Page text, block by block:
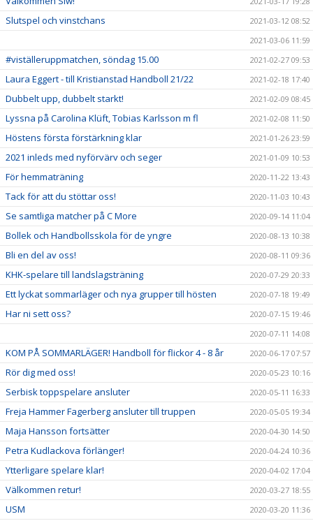
Slutspel och vinstchans
2021-03-12 08:52
2021-03-06 11:59
#viställeruppmatchen, söndag 15.00 2021-02-27 09:53
Laura Eggert - till Kristianstad Handboll 21/22 2021-02-18 17:40
Dubbelt upp, dubbelt starkt! 2021-02-09 08:45
Lyssna på Carolina Klüft, Tobias Karlsson m fl 2021-02-08 11:50
Höstens första förstärkning klar 2021-01-26 23:59
2021 inleds med nyförvärv och seger 2021-01-09 10:53
För hemmaträning 2020-11-22 13:43
Tack för att du stöttar oss! 2020-11-03 10:43
Se samtliga matcher på C More 2020-09-14 11:04
Bollek och Handbollsskola för de yngre 2020-08-13 10:38
Bli en del av oss! 2020-08-11 09:36
KHK-spelare till landslagsträning 2020-07-29 20:33
Ett lyckat sommarläger och nya grupper till hösten 2020-07-18 19:49
Har ni sett oss?
2020-07-15 19:46
2020-07-11 14:08
KOM PÅ SOMMARLÄGER! Handboll för flickor 4 - 8 år 2020-06-17 07:57
Rör dig med oss! 2020-05-23 10:16
Serbisk toppspelare ansluter 2020-05-11 16:33
Freja Hammer Fagerberg ansluter till truppen 2020-05-05 19:34
Maja Hansson fortsätter 2020-04-30 14:50
Petra Kudlackova förlänger! 2020-04-24 10:36
Ytterligare spelare klar! 2020-04-02 17:04
Välkommen retur! 2020-03-27 18:55
USM 2020-03-20 11:36